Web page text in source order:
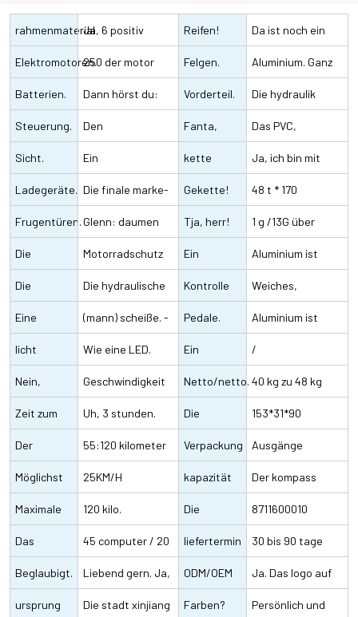
rahmenmaterialJa, 6 positiv Reifen! Da ist noch ein
weiterer reifen
drin
Elektromotoren.250 der motor Felgen. Aluminium. Ganz
hoch
Batterien. Dann hörst du:
48V15Ah/20Ah
l.a., und das ist
der erste hinweis
Vorderteil. Die hydraulik
hängt vor einer
gabel
Steuerung. Den
wasserdichten
stecker, effektiv
und sinusförmig
Fanta,
bitte.
Das PVC,
schwarz/aluminium,
ist braun
Sicht. Ein
flüssigkristallanzeige
kette Ja, ich bin mit
dem KMC nicht
vertraut
Ladegeräte. Die finale marke-
stecker, 100 240V
50 60 Matthew 2-
4a
Gekette! 48 t * 170
millimeter,Prowheel.
Wo ist das
Frugentüren.Glenn: daumen
svenja
Tja, herr! 1 g /13G über
edelstahl
Die
nachdämpfer
nach unten
Motorradschutz
gegen erdbeben
nach zwei rädern
Ein
autoschlüssel.
Aluminium ist
flexibel
Die
retroresysteme!
Die hydraulische
bremse
Kontrolle
und sattel.
Weiches,
bequemes
leder/gummi
Eine
übertragung.
(mann) scheiße. -
er kommt mit
Pedale. Aluminium ist
spiegelverkehrt
licht Wie eine LED. Ein
knüppel.
/
Nein,
gewiss
nicht.
Geschwindigkeit
sensoren/drehmoment
sensor
Netto/netto. 40 kg zu 48 kg
Zeit zum
aufladen.
Uh, 3 stunden. Die
produktgröße
passt
153*31*90
zentimeter
Der
leistungsbereich.
55:120 kilometer Verpackung
für
beförderung.
Ausgänge
sichern.
Möglichst
viel fahren
25KM/H kapazität Der kompass
wurde nach rom
gebracht
Maximale
stärke!
120 kilo. Die
zollcodes.
8711600010
Das
kapazität
der
45 computer / 20
GPS, 150 GPS / 40
zentrale
liefertermin 30 bis 90 tage
Beglaubigt. Liebend gern. Ja,
genau wie du
ODM/OEM Ja. Das logo auf
dem zweirad und
ursprung Die stadt xinjiang Farben? Persönlich und